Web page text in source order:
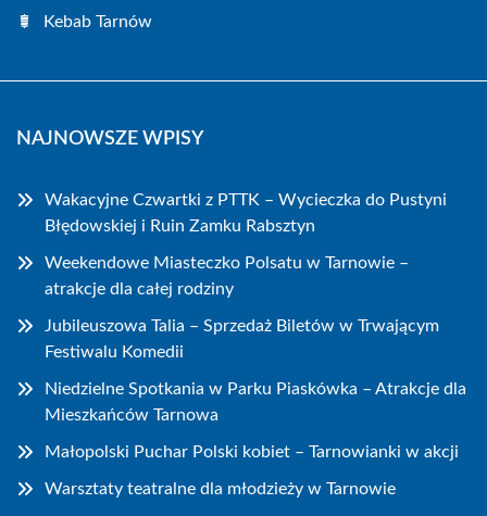
Kebab Tarnów
NAJNOWSZE WPISY
Wakacyjne Czwartki z PTTK – Wycieczka do Pustyni
Błędowskiej i Ruin Zamku Rabsztyn
Weekendowe Miasteczko Polsatu w Tarnowie –
atrakcje dla całej rodziny
Jubileuszowa Talia – Sprzedaż Biletów w Trwającym
Festiwalu Komedii
Niedzielne Spotkania w Parku Piaskówka – Atrakcje dla
Mieszkańców Tarnowa
Małopolski Puchar Polski kobiet – Tarnowianki w akcji
Warsztaty teatralne dla młodzieży w Tarnowie